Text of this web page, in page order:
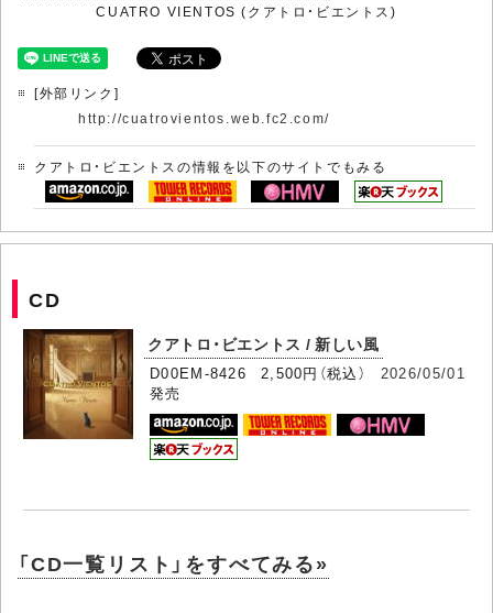
CUATRO VIENTOS (クアトロ・ビエントス)
[外部リンク]
http://cuatrovientos.web.fc2.com/
クアトロ・ビエントスの情報を以下のサイトでもみる
CD
クアトロ・ビエントス / 新しい風
D00EM-8426 2,500円（税込） 2026/05/01
発売
「CD一覧リスト」をすべてみる»